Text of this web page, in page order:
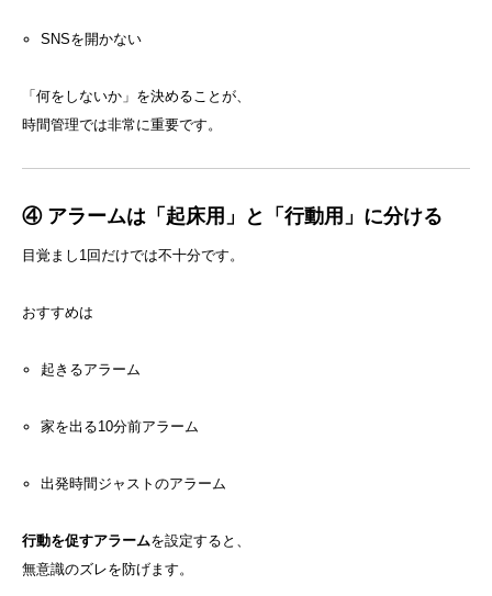
SNSを開かない
「何をしないか」を決めることが、
時間管理では非常に重要です。
④ アラームは「起床用」と「行動用」に分ける
目覚まし1回だけでは不十分です。
おすすめは
起きるアラーム
家を出る10分前アラーム
出発時間ジャストのアラーム
行動を促すアラームを設定すると、
無意識のズレを防げます。